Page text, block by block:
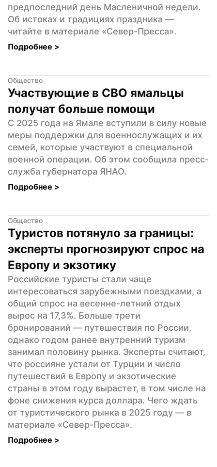
предпоследний день Масленичной недели.
Об истоках и традициях праздника —
читайте в материале «Север-Пресса».
Подробнее >
Общество
Участвующие в СВО ямальцы
получат больше помощи
С 2025 года на Ямале вступили в силу новые
меры поддержки для военнослужащих и их
семей, которые участвуют в специальной
военной операции. Об этом сообщила пресс-
служба губернатора ЯНАО.
Подробнее >
Общество
Туристов потянуло за границы:
эксперты прогнозируют спрос на
Европу и экзотику
Российские туристы стали чаще
интересоваться зарубежными поездками, а
общий спрос на весенне-летний отдых
вырос на 17,3%. Больше трети
бронирований — путешествия по России,
однако годом ранее внутренний туризм
занимал половину рынка. Эксперты считают,
что россияне устали от Турции и число
путешествий в Европу и экзотические
страны в этом году вырастет, в том числе на
фоне снижения курса доллара. Чего ждать
от туристического рынка в 2025 году — в
материале «Север-Пресса».
Подробнее >